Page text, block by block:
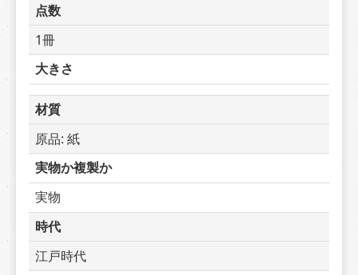
点数
1冊
大きさ
材質
原品: 紙
実物か複製か
実物
時代
江戸時代